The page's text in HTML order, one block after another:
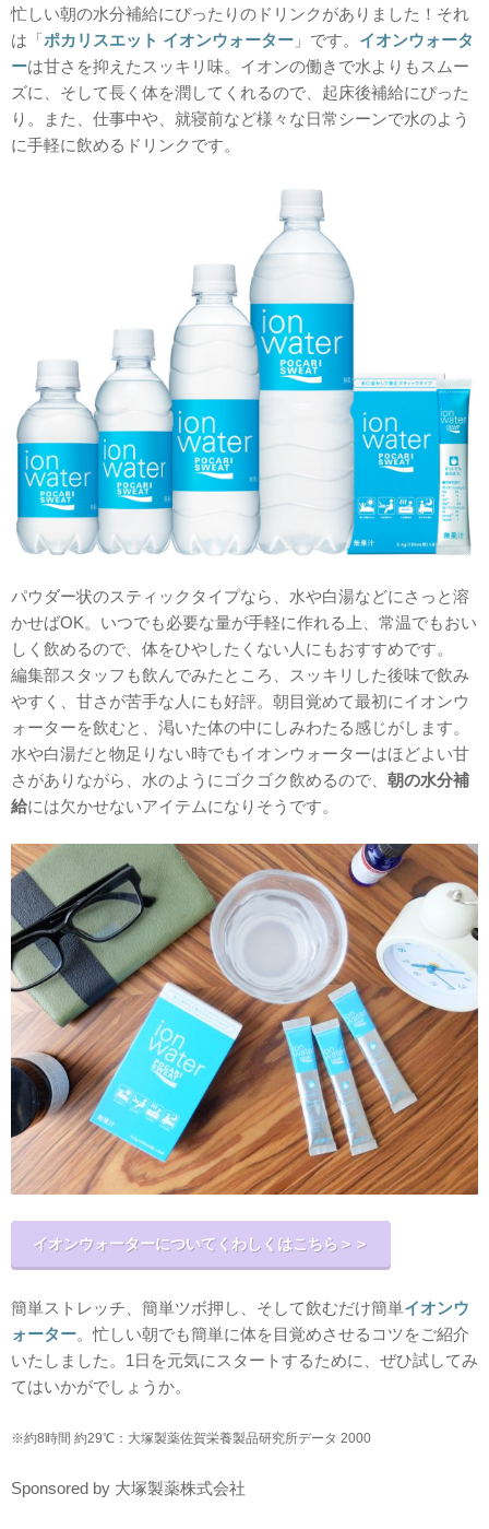
忙しい朝の水分補給にぴったりのドリンクがありました！それ
は「ポカリスエット イオンウォーター 」です。 イオンウォータ
ーは甘さを抑えたスッキリ味。イオンの働きで水よりもスムー
ズに、そして長く体を潤してくれるので、起床後補給にぴった
り。また、仕事中や、就寝前など様々な日常シーンで水のよう
に手軽に飲めるドリンクです。
パウダー状のスティックタイプなら、水や白湯などにさっと溶
かせばOK。いつでも必要な量が手軽に作れる上、常温でもおい
しく飲めるので、体をひやしたくない人にもおすすめです。
編集部スタッフも飲んでみたところ、スッキリした後味で飲み
やすく、甘さが苦手な人にも好評。朝目覚めて最初にイオンウ
ォーターを飲むと、渇いた体の中にしみわたる感じがします。
水や白湯だと物足りない時でもイオンウォーターはほどよい甘
さがありながら、水のようにゴクゴク飲めるので、 朝の水分補
給には欠かせないアイテムになりそうです。
イオンウォーターについてくわしくはこちら＞＞
簡単ストレッチ、簡単ツボ押し、そして飲むだけ簡単イオンウ
ォーター。忙しい朝でも簡単に体を目覚めさせるコツをご紹介
いたしました。1日を元気にスタートするために、ぜひ試してみ
てはいかがでしょうか。
※約8時間 約29℃：大塚製薬佐賀栄養製品研究所データ 2000
Sponsored by 大塚製薬株式会社